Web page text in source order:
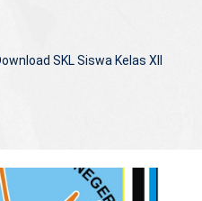
SKL Siswa Kelas XII